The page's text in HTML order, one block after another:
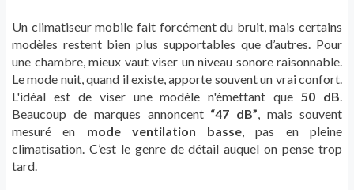
Un climatiseur mobile fait forcément du bruit, mais certains
modèles restent bien plus supportables que d’autres. Pour
une chambre, mieux vaut viser un niveau sonore raisonnable.
Le mode nuit, quand il existe, apporte souvent un vrai confort.
L'idéal est de viser une modèle n'émettant que50 dB.
Beaucoup de marques annoncent “47 dB”, mais souvent
mesuré en mode ventilation basse, pas en pleine
climatisation. C’est le genre de détail auquel on pense trop
tard.